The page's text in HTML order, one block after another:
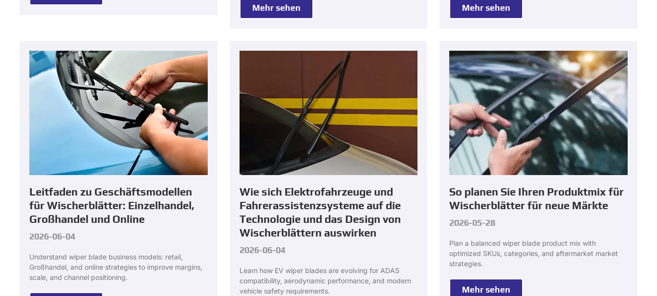
Mehr sehen Mehr sehen
Leitfaden zu Geschäftsmodellen
für Wischerblätter: Einzelhandel,
Großhandel und Online
2026-06-04
Understand wiper blade business models: retail,
Großhandel, and online strategies to improve margins,
scale, and channel positioning.
Wie sich Elektrofahrzeuge und
Fahrerassistenzsysteme auf die
Technologie und das Design von
Wischerblättern auswirken
2026-06-04
Learn how EV wiper blades are evolving for ADAS
compatibility, aerodynamic performance, and modern
vehicle safety requirements.
So planen Sie Ihren Produktmix für
Wischerblätter für neue Märkte
2026-05-28
Plan a balanced wiper blade product mix with
optimized SKUs,categories,and aftermarket market
strategies.
Mehr sehen